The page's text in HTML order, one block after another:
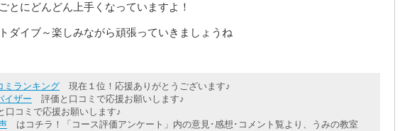
とにどんどん上手くなっていますよ！
ダイブ～楽しみながら頑張っていきましょうね
ミランキング 現在１位！応援ありがとうございます♪
イザー 評価と口コミで応援お願いします♪
口コミで応援お願いします♪
はコチラ！「コース評価アンケート」内の意見･感想･コメント覧より、うみの教室